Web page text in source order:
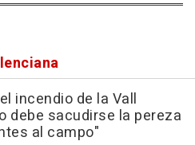
incendio de la Vall
debe sacudirse la pereza
al campo"